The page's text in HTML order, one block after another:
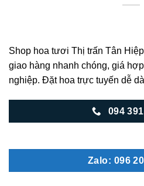
Shop hoa tươi Thị trấn Tân
giao hàng nhanh chóng, giá
nghiệp. Đặt hoa trực tuyến dễ
094
Zalo: 096